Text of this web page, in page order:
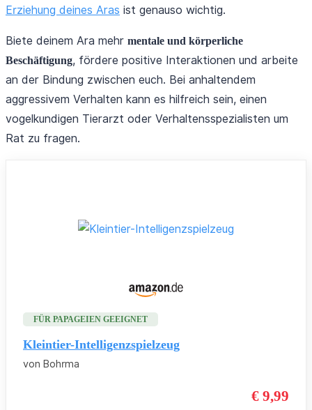
Erziehung deines Aras ist genauso wichtig.
Biete deinem Ara mehr mentale und körperliche
Beschäftigung, fördere positive Interaktionen und arbeite
an der Bindung zwischen euch. Bei anhaltendem
aggressivem Verhalten kann es hilfreich sein, einen
vogelkundigen Tierarzt oder Verhaltensspezialisten um
Rat zu fragen.
FÜR PAPAGEIEN GEEIGNET
Kleintier-Intelligenzspielzeug
von Bohrma
€ 9,99